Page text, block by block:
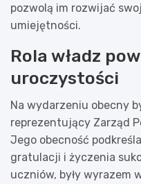
pozwolą im rozwijać
umiejętności.
Rola władz
uroczystości
Na wydarzeniu obecny
reprezentujący Zarząd
Jego obecność
gratulacji i życzenia
uczniów, były wyrazem